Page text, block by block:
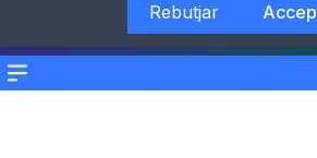
Menu
Rebutjar